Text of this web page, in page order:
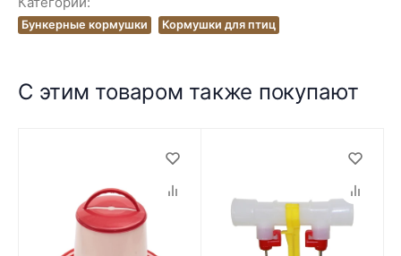
Бункерные кормушки Кормушки для птиц
С этим товаром также покупают